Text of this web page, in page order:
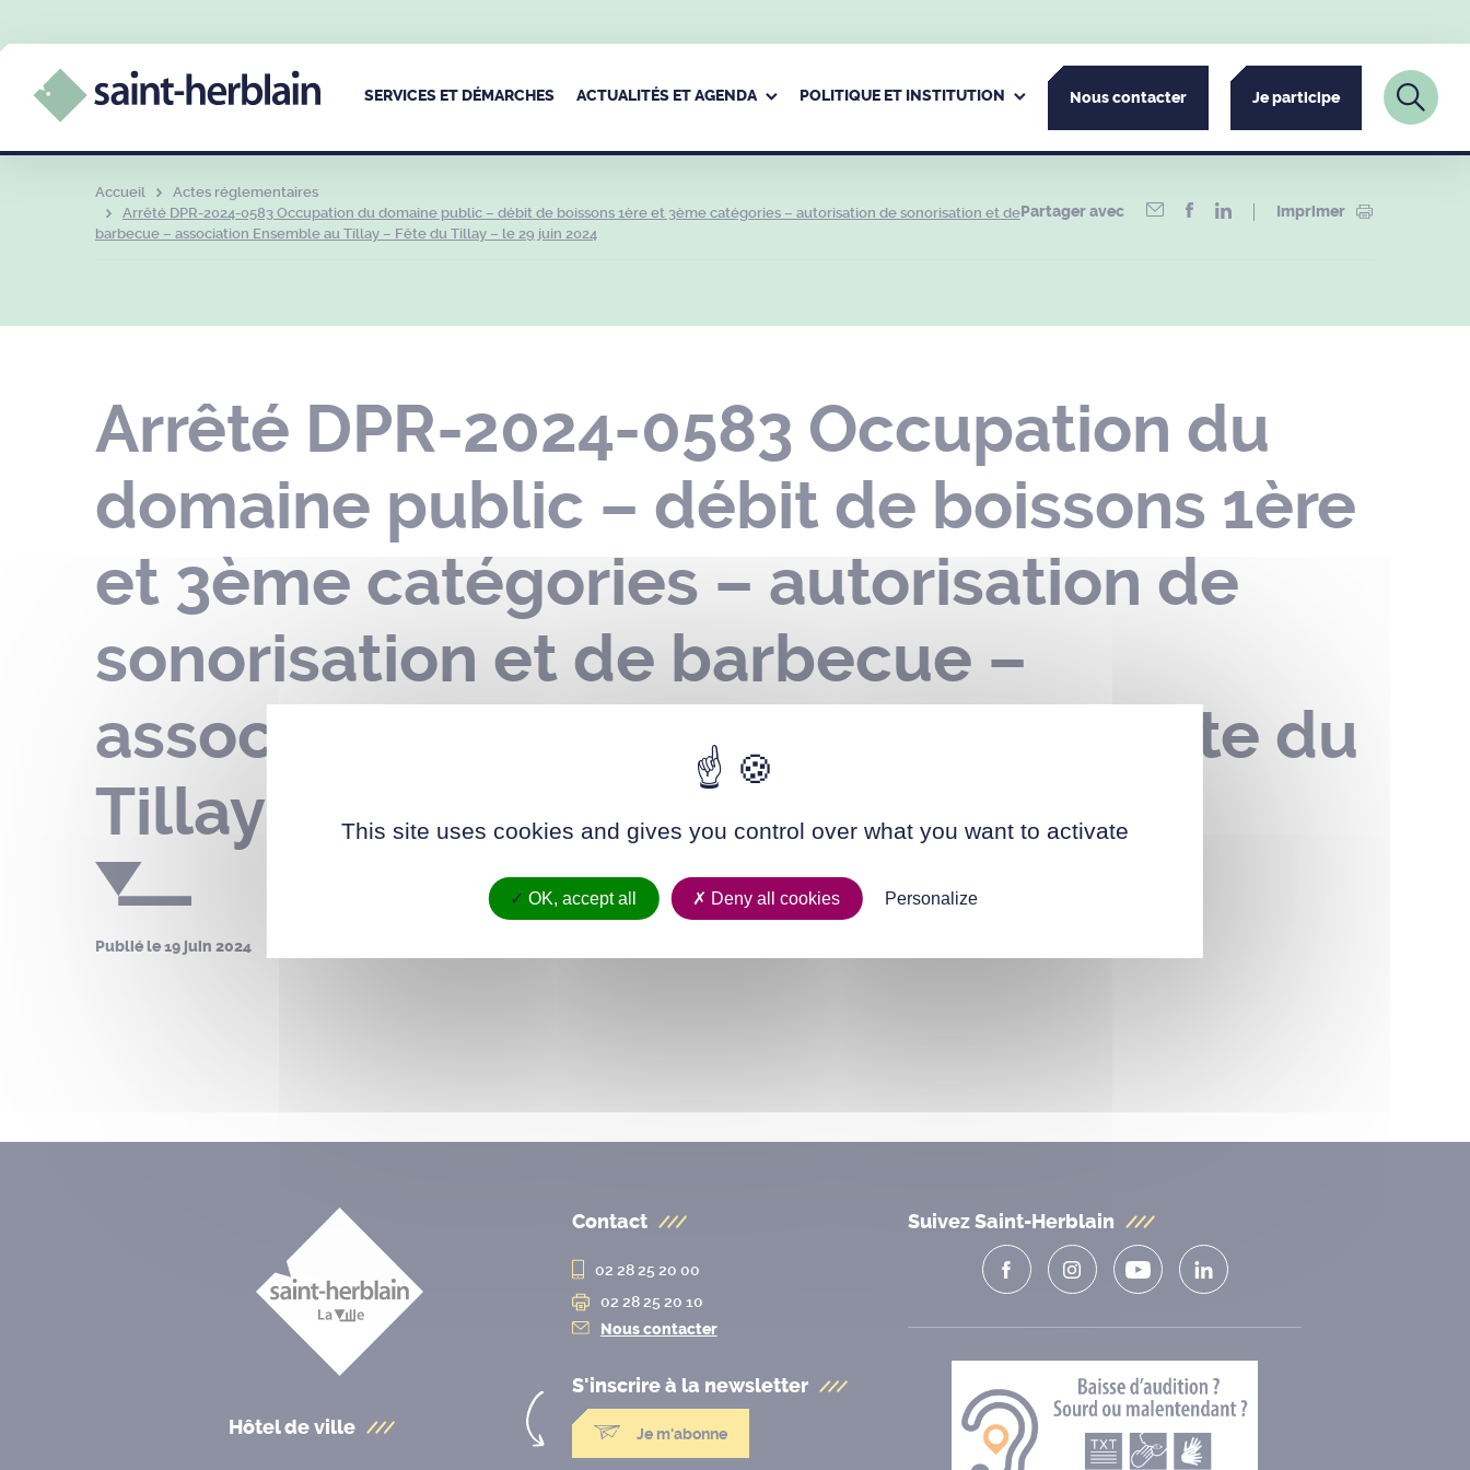
SERVICES ET DÉMARCHES ACTUALITÉS ET AGENDA POLITIQUE ET INSTITUTION Nous contacter Je participe
Accueil
Actes réglementaires
Arrêté DPR-2024-0583 Occupation du domaine public – débit de boissons 1ère et 3ème catégories – autorisation de sonorisation et de
barbecue – association Ensemble au Tillay – Fête du Tillay – le 29 juin 2024
Partager avec Imprimer
Arrêté DPR-2024-0583 Occupation du
domaine public – débit de boissons 1ère
et 3ème catégories – autorisation de
sonorisation et de barbecue –
association Ensemble au Tillay – Fête du
Tillay – le 29 juin 2024
Publié le19 juin 2024
Hôtel de ville
Contact
02 28 25 20 00
02 28 25 20 10
Nous contacter
S'inscrire à la newsletter
Je m'abonne
Suivez Saint-Herblain
This site uses cookies and gives you control over what you want to activate
OK, accept all Deny all cookies Personalize